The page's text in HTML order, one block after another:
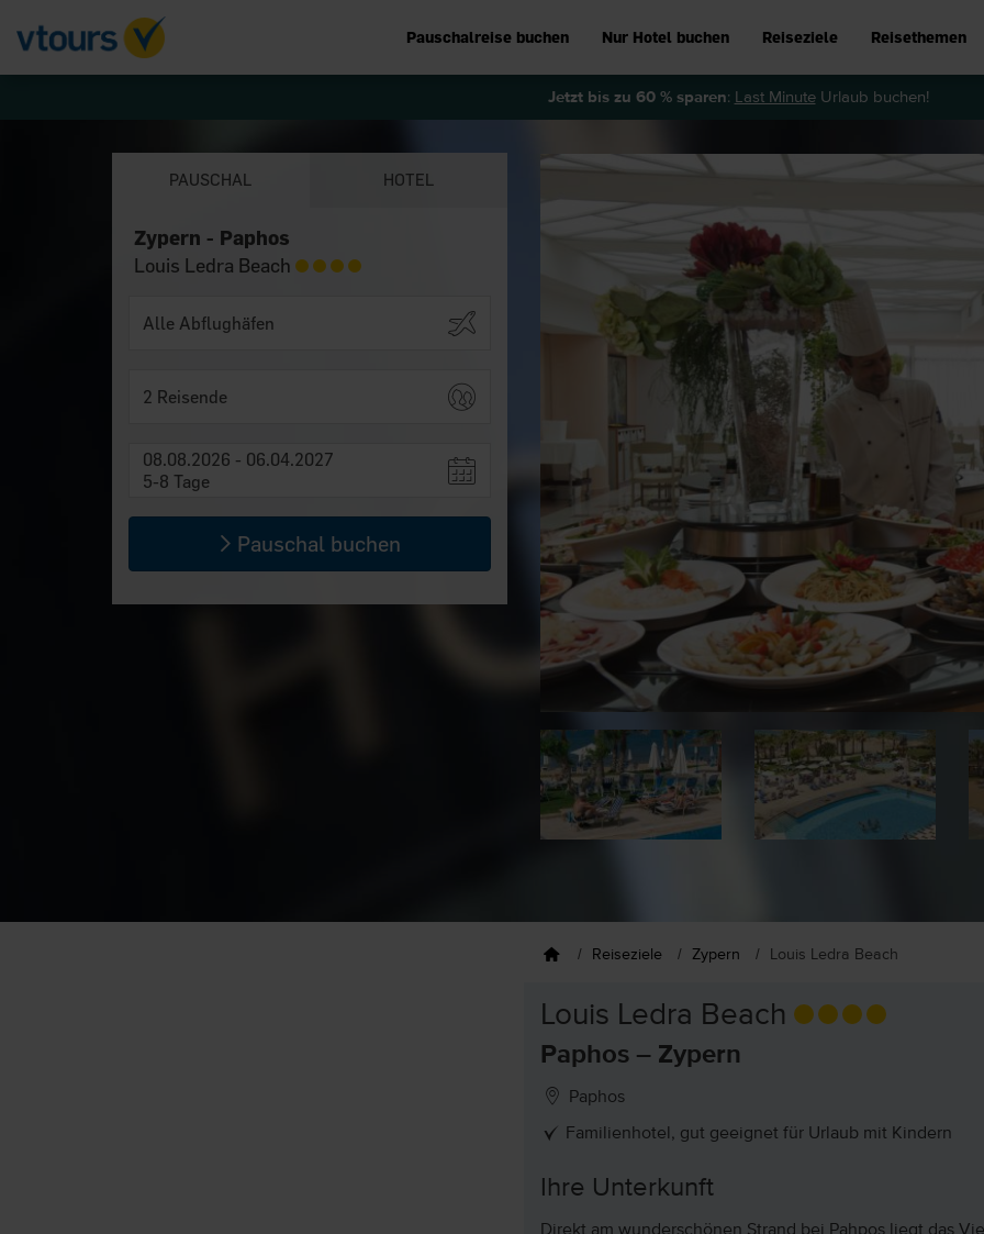
Pauschalreise buchen Nur Hotel buchen Reiseziele Reisethemen
Jetzt bis zu 60 % sparen: Last MinuteUrlaub buchen!
PAUSCHAL HOTEL
Zypern - Paphos
Louis Ledra Beach
2 Reisende
08.08.2026 - 06.04.2027
5-8 Tage
Pauschal buchen
Reiseziele Zypern Louis Ledra Beach
Louis Ledra Beach
Paphos – Zypern
Paphos
Familienhotel, gut geeignet für Urlaub mit Kindern
Ihre Unterkunft